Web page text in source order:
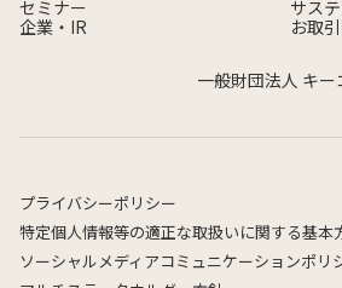
セミナー
サス
企業・IR
お取
一般財団法人 キ
プライバシーポリシー
特定個人情報等の適正な取扱いに関する基本
ソーシャルメディアコミュニケーションポリ